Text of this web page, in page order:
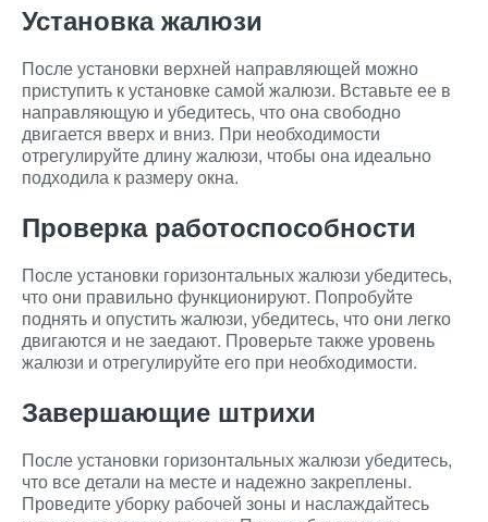
Установка жалюзи
После установки верхней направляющей можно
приступить к установке самой жалюзи. Вставьте ее в
направляющую и убедитесь, что она свободно
двигается вверх и вниз. При необходимости
отрегулируйте длину жалюзи, чтобы она идеально
подходила к размеру окна.
Проверка работоспособности
После установки горизонтальных жалюзи убедитесь,
что они правильно функционируют. Попробуйте
поднять и опустить жалюзи, убедитесь, что они легко
двигаются и не заедают. Проверьте также уровень
жалюзи и отрегулируйте его при необходимости.
Завершающие штрихи
После установки горизонтальных жалюзи убедитесь,
что все детали на месте и надежно закреплены.
Проведите уборку рабочей зоны и наслаждайтесь